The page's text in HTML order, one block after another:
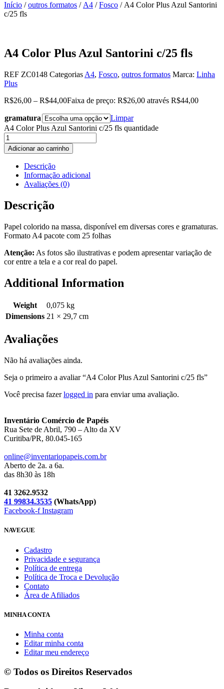
Início /outros formatos / A4 /Fosco / A4 Color Plus Azul Santorini
c/25 fls
A4 Color Plus Azul Santorini c/25 fls
REF ZC0148 Categorias A4, Fosco, outros formatos Marca: Linha
Plus
R$26,00 – R$44,00Faixa de preço: R$26,00 através R$44,00
gramatura
Limpar
A4 Color Plus Azul Santorini c/25 fls quantidade
Adicionar ao carrinho
Descrição
Informação adicional
Avaliações (0)
Descrição
Papel colorido na massa, disponível em diversas cores e gramaturas.
Formato A4 pacote com 25 folhas
Atenção: As fotos são ilustrativas e podem apresentar variação de
cor entre a tela e a cor real do papel.
Additional Information
Weight
0,075 kg
Dimensions 21 × 29,7 cm
Avaliações
Não há avaliações ainda.
Seja o primeiro a avaliar “A4 Color Plus Azul Santorini c/25 fls”
Você precisa fazerlogged in para enviar uma avaliação.
Inventário Comércio de Papéis
Rua Sete de Abril, 790 – Alto da XV
Curitiba/PR, 80.045-165
online@inventariopapeis.com.br
Aberto de 2a. a 6a.
das 8h30 às 18h
41 3262.9532
41 99834.3535 (WhatsApp)
Facebook-f Instagram
NAVEGUE
Cadastro
Privacidade e segurança
Política de entrega
Política de Troca e Devolução
Contato
Área de Afiliados
MINHA CONTA
Minha conta
Editar minha conta
Editar meu endereço
© Todos os Direitos Reservados